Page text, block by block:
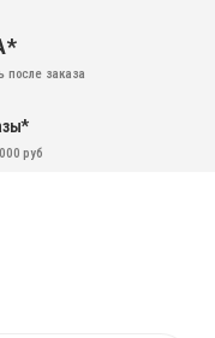
заказа
руб